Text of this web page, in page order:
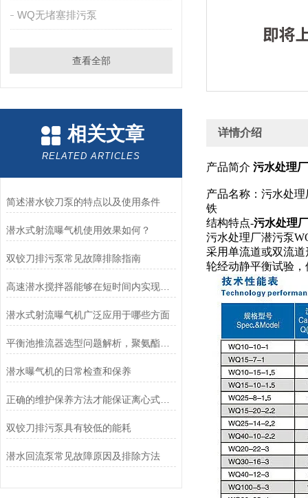
WQ无堵塞排污泵
查看全部
相关文章
RELATED ARTICLES
简述潜水铰刀泵的特点以及使用条件
潜水式射流曝气机使用效果如何？
双铰刀排污泵常见故障排除指南
高速潜水搅拌器能够在短时间内实现高强度的搅拌和混合
潜水式射流曝气机广泛应用于哪些方面
平衡池推流器选型问题解析，聚氨酯，玻璃钢如何选型？
潜水曝气机的日常检查和保养
正确的维护保养方法才能保证离心式曝气机正常运行
双铰刀排污泵具有较低的能耗
潜水回流泵常见故障原因及排除方法
详情介绍
产品简介 污水处理
产品名称：污水处理
铁
结构特点-污水处理
污水处理厂潜污泵
采用单流道或双流
轮经动静平衡试验